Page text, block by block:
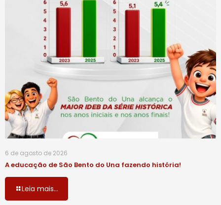
6 de agosto de 2026
A educação de São Bento do Una fazendo história!
Leia mais...